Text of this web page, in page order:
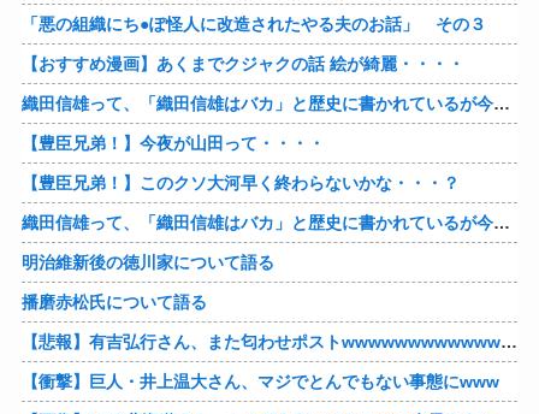
「悪の組織にち●ぽ怪人に改造されたやる夫のお話」 その３
【おすすめ漫画】あくまでクジャクの話 絵が綺麗・・・・
織田信雄って、「織田信雄はバカ」と歴史に書かれているが今まで家が残っているんでバカではないよな？
【豊臣兄弟！】今夜が山田って・・・・
【豊臣兄弟！】このクソ大河早く終わらないかな・・・？
織田信雄って、「織田信雄はバカ」と歴史に書かれているが今まで家が残っているんでバカではないよな？
明治維新後の徳川家について語る
播磨赤松氏について語る
【悲報】有吉弘行さん、また匂わせポストwwwwwwwwwwwwwwww
【衝撃】巨人・井上温大さん、マジでとんでもない事態にwww